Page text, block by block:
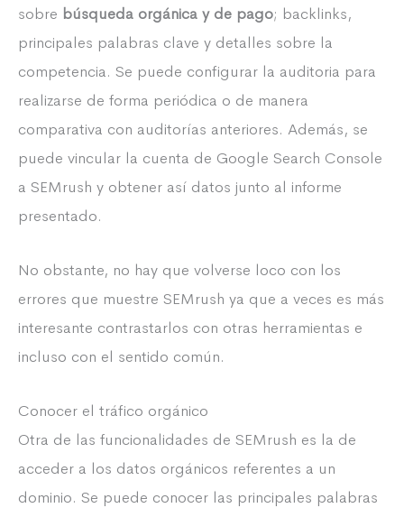
sobre búsqueda orgánica y de pago; backlinks,
principales palabras clave y detalles sobre la
competencia. Se puede configurar la auditoria para
realizarse de forma periódica o de manera
comparativa con auditorías anteriores. Además, se
puede vincular la cuenta de Google Search Console
a SEMrush y obtener así datos junto al informe
presentado.
No obstante, no hay que volverse loco con los
errores que muestre SEMrush ya que a veces es más
interesante contrastarlos con otras herramientas e
incluso con el sentido común.
Conocer el tráfico orgánico
Otra de las funcionalidades de SEMrush es la de
acceder a los datos orgánicos referentes a un
dominio. Se puede conocer las principales palabras